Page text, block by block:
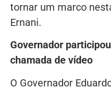
tornar um marco
Ernani.
Governador
chamada de vídeo
O Governador